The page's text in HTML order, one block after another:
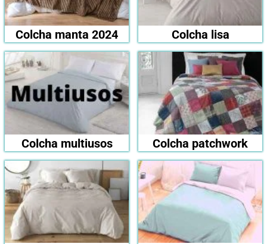
Colcha manta 2024 Colcha lisa
Colcha multiusos Colcha patchwork